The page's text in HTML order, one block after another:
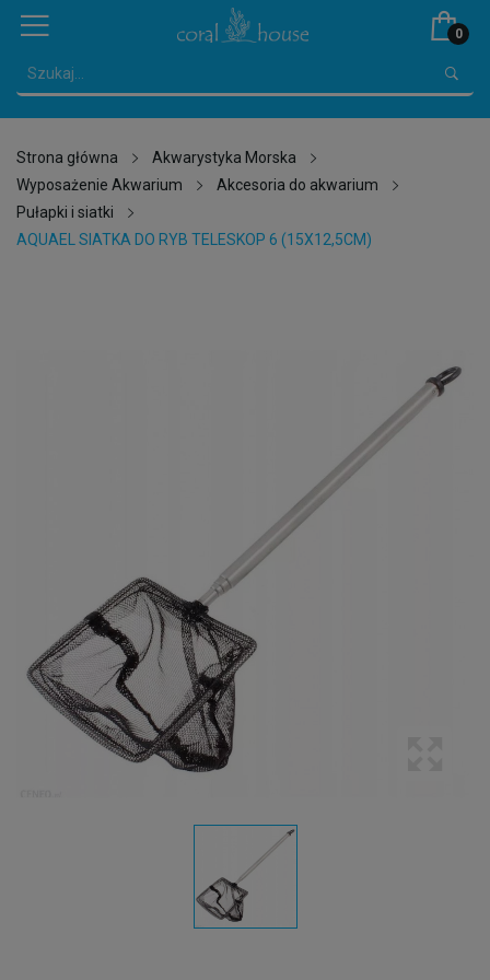
0
Strona główna
Akwarystyka Morska
Wyposażenie Akwarium
Akcesoria do akwarium
Pułapki i siatki
AQUAEL SIATKA DO RYB TELESKOP 6 (15X12,5CM)